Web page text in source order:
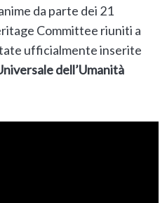
da parte dei 21
Committee riuniti a
ufficialmente inserite
dell’Umanità